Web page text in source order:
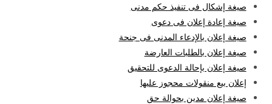
صيغة إشكال فى تنفيذ حكم مدنى
صيغة إعادة إعلان فى دعوى
صيغة إعلان بالإدعاء المدنى فى جنحة
صيغة إعلان بالطلبات العارضة
صيغة إعلان بإحالة الدعوى للتحقيق
إعلان بيع منقولات محجوز عليها
صيغة إعلان مدين بحوالة حق